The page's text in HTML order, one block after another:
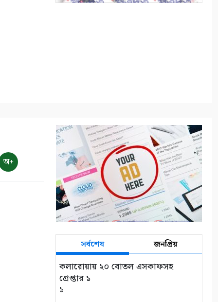
জলবায়ু সহনশীলতা বিষয়ক প্রকল্প
সভা
১০
অ+
সর্বশেষ জনপ্রিয়
কলারোয়ায় ২০ বোতল এসকাফসহ
গ্রেপ্তার ১
১